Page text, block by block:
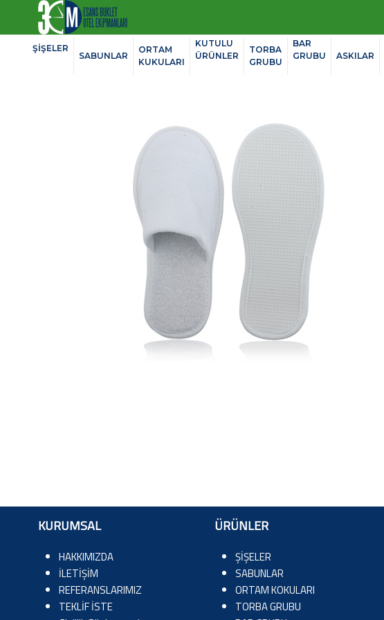
ŞİŞELER
SABUNLAR
ORTAM
KUKULARI
KUTULU
ÜRÜNLER
TORBA
GRUBU
BAR
GRUBU
ASKILAR
KURUMSAL
HAKKIMIZDA
İLETİŞİM
REFERANSLARIMIZ
TEKLİF İSTE
ÜRÜNLER
ŞİŞELER
SABUNLAR
ORTAM KOKULARI
TORBA GRUBU